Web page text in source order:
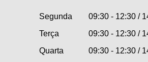
Segunda
09:30 - 12:30 /
Terça
09:30 - 12:30 /
Quarta
09:30 - 12:30 /